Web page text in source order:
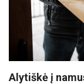
Alytiškė į